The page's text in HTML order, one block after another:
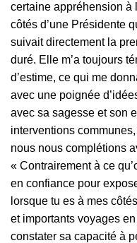
certaine appréhension à
côtés d’une Présidente
suivait directement la
duré. Elle m’a toujours
d’estime, ce qui me
avec une poignée
avec sa sagesse et son
interventions
nous nous complétions
« Contrairement à ce
en confiance pour
lorsque tu es à mes
et importants voyages
constater sa capacité à